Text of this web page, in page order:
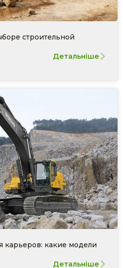
строительной
Детальніше
карьеров: какие модели
Детальніше